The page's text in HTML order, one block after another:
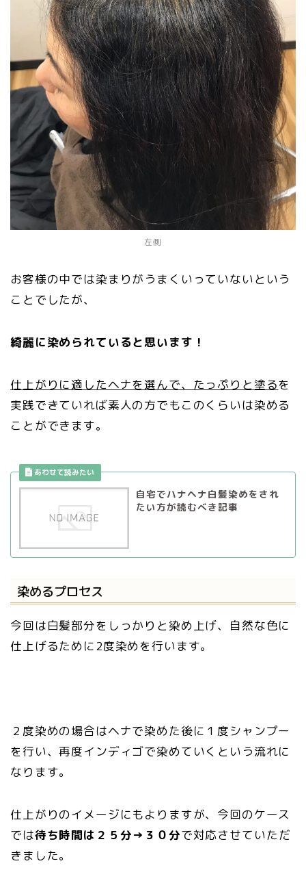
左側
お客様の中では染まりがうまくいっていないという
ことでしたが、
綺麗に染められていると思います！
仕上がりに適したヘナを選んで、たっぷりと塗るを
実践できていれば素人の方でもこのくらいは染める
ことができます。
自宅でハナヘナ白髪染めをされ
たい方が読むべき記事
染めるプロセス
今回は白髪部分をしっかりと染め上げ、自然な色に
仕上げるために2度染めを行います。
２度染めの場合はヘナで染めた後に１度シャンプー
を行い、再度インディゴで染めていくという流れに
なります。
仕上がりのイメージにもよりますが、今回のケース
では待ち時間は２５分→３０分で対応させていただ
きました。